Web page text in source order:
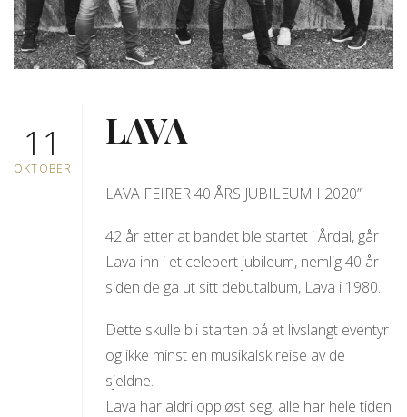
11
OKTOBER
LAVA
LAVA FEIRER 40 ÅRS JUBILEUM I 2020”
42 år etter at bandet ble startet i Årdal, går
Lava inn i et celebert jubileum, nemlig 40 år
siden de ga ut sitt debutalbum, Lava i 1980.
Dette skulle bli starten på et livslangt eventyr
og ikke minst en musikalsk reise av de
sjeldne.
Lava har aldri oppløst seg, alle har hele tiden